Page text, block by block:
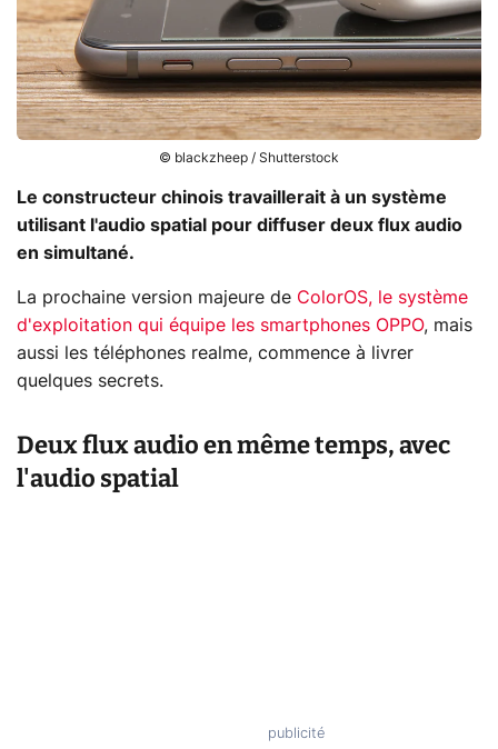
© blackzheep / Shutterstock
Le constructeur chinois travaillerait à un système
utilisant l'audio spatial pour diffuser deux flux audio
en simultané.
La prochaine version majeure de ColorOS, le système
d'exploitation qui équipe les smartphones OPPO, mais
aussi les téléphones realme, commence à livrer
quelques secrets.
Deux flux audio en même temps, avec
l'audio spatial